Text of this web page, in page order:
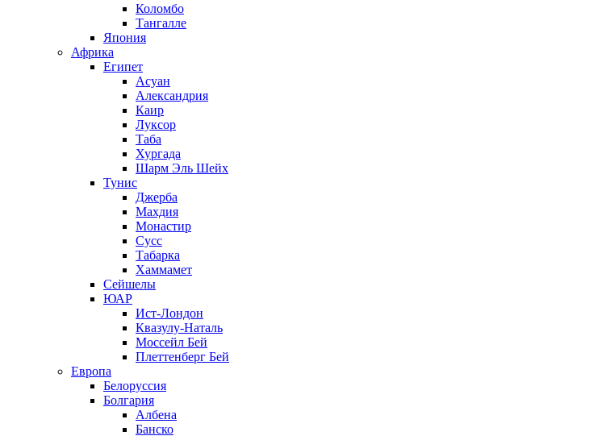
Коломбо
Тангалле
Япония
Африка
Египет
Асуан
Александрия
Каир
Луксор
Таба
Хургада
Шарм Эль Шейх
Тунис
Джерба
Махдия
Монастир
Сусс
Табарка
Хаммамет
Сейшелы
ЮАР
Ист-Лондон
Квазулу-Наталь
Моссейл Бей
Плеттенберг Бей
Европа
Белоруссия
Болгария
Албена
Банско